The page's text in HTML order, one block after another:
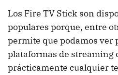
Los Fire TV Stick son
populares porque, entre
permite que podamos ver
plataformas de streaming
prácticamente cualquier